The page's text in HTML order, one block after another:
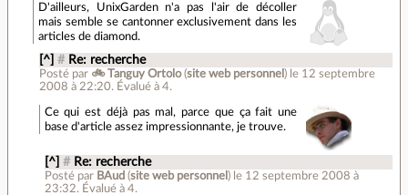
D'ailleurs, UnixGarden n'a pas l'air de décoller
mais semble se cantonner exclusivement dans les
articles de diamond.
[^] # Re: recherche
Posté par 🚲 Tanguy Ortolo(site web personnel ) le 12 septembre
2008 à 22:20. Évalué à 4.
Ce qui est déjà pas mal, parce que ça fait une
base d'article assez impressionnante, je trouve.
[^] # Re: recherche
Posté par BAud (site web personnel ) le 12 septembre 2008 à
23:32. Évalué à 4.